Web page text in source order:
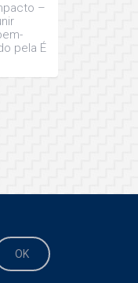
–
pela É